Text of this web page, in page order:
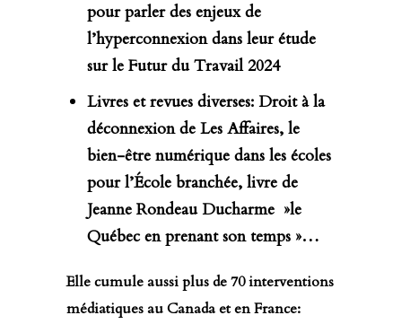
pour parler des enjeux de
l’hyperconnexion dans leur étude
sur le Futur du Travail 2024
Livres et revues diverses: Droit à la
déconnexion de Les Affaires, le
bien-être numérique dans les écoles
pour l’École branchée, livre de
Jeanne Rondeau Ducharme »le
Québec en prenant son temps »…
Elle cumule aussi plus de 70 interventions
médiatiques au Canada et en France: